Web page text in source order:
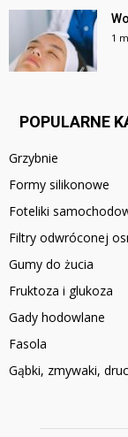
1
POPULARNE
Grzybnie
Formy silikonowe
Foteliki
Filtry odwróconej
Gumy do żucia
Fruktoza i glukoza
Gady hodowlane
Fasola
Gąbki, zmywaki,